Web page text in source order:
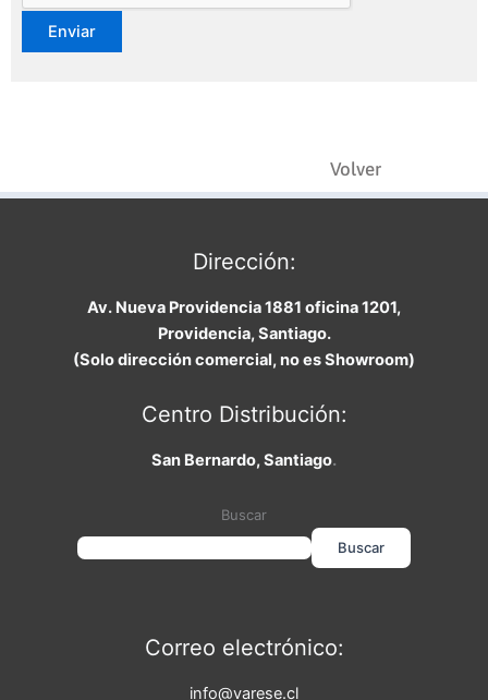
Volver
Dirección:
Av. Nueva Providencia 1881 oficina 1201,
Providencia, Santiago.
(Solo dirección comercial, no es Showroom)
Centro Distribución:
San Bernardo, Santiago.
Buscar
Buscar
Correo electrónico:
info@varese.cl